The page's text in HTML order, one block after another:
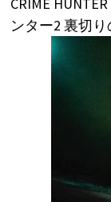
ンター2 裏切り